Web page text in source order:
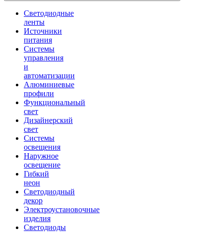
Светодиодные
ленты
Источники
питания
Системы
управления
и
автоматизации
Алюминиевые
профили
Функциональный
свет
Дизайнерский
свет
Системы
освещения
Наружное
освещение
Гибкий
неон
Светодиодный
декор
Электроустановочные
изделия
Светодиоды